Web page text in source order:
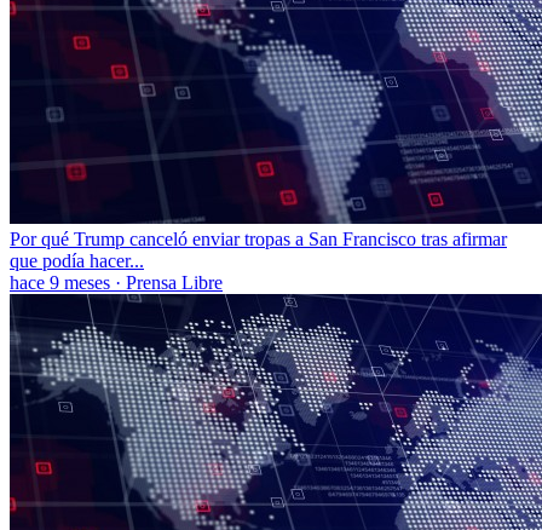
Por qué Trump canceló enviar tropas a San Francisco tras afirmar
que podía hacer...
hace 9 meses · Prensa Libre